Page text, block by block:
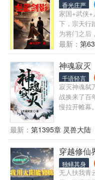
香光庄严
家国+武侠
下，宗天行
为将门之后
害。然而，
给他练武的
的忌惮，甚
命！ 。，一
热血传奇，
最新： 第
神魂寂灭
千语轻言
寂灭神魂
战换来了百
慢拉开帷幕
来的交战中
到了另一
笙，一个普
自己认识了
也就是从这
生之旅。
最新： 第1395章 灵兽大陆
穿越修仙
独鳝其身
无人扶我青